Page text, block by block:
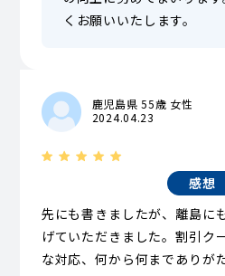
くお願いいたします。
鹿児島県 55歳 女性
2024.04.23
感想
先にも書きましたが、離島に
げていただきました。割引ク
な対応、何から何までありが